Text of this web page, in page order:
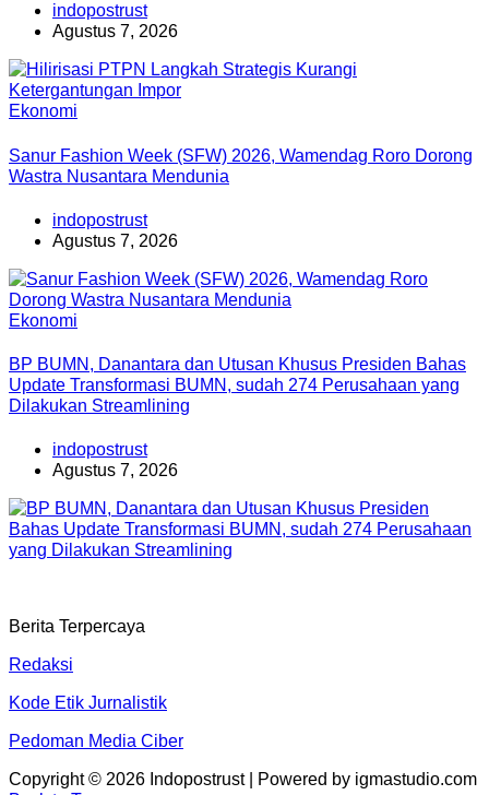
indopostrust
Agustus 7, 2026
Ekonomi
Sanur Fashion Week (SFW) 2026, Wamendag Roro Dorong
Wastra Nusantara Mendunia
indopostrust
Agustus 7, 2026
Ekonomi
BP BUMN, Danantara dan Utusan Khusus Presiden Bahas
Update Transformasi BUMN, sudah 274 Perusahaan yang
Dilakukan Streamlining
indopostrust
Agustus 7, 2026
Berita Terpercaya
Redaksi
Kode Etik Jurnalistik
Pedoman Media Ciber
Copyright © 2026 Indopostrust | Powered by igmastudio.com